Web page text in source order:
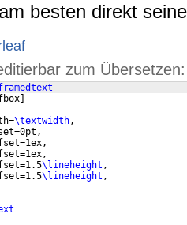
besten direkt
zum Übersetzen:
\textwidth,
\lineheight ,
\lineheight ,